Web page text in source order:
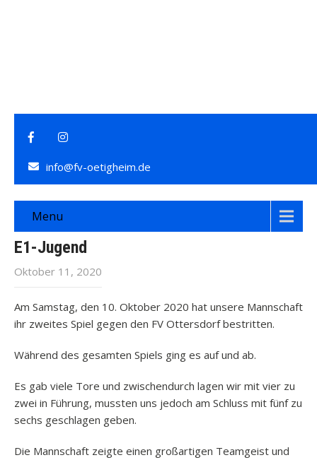
info@fv-oetigheim.de
Menu
E1-Jugend
Oktober 11, 2020
Am Samstag, den 10. Oktober 2020 hat unsere Mannschaft
ihr zweites Spiel gegen den FV Ottersdorf bestritten.
Während des gesamten Spiels ging es auf und ab.
Es gab viele Tore und zwischendurch lagen wir mit vier zu
zwei in Führung, mussten uns jedoch am Schluss mit fünf zu
sechs geschlagen geben.
Die Mannschaft zeigte einen großartigen Teamgeist und